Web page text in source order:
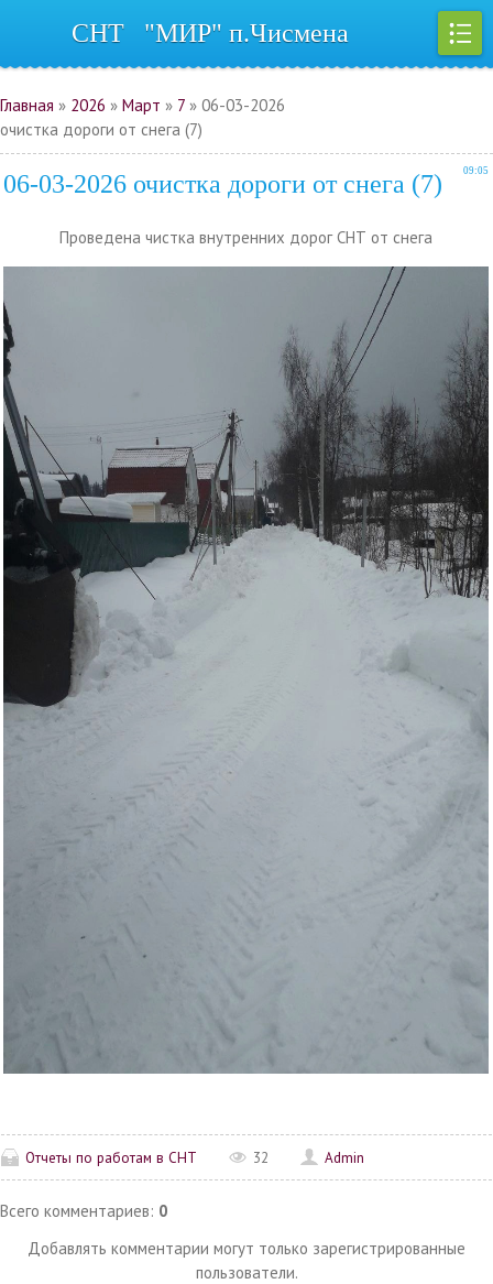
СНТ "МИР" п.Чисмена
Главная » 2026 » Март » 7 » 06-03-2026
очистка дороги от снега (7)
09:05
06-03-2026 очистка дороги от снега (7)
Проведена чистка внутренних дорог СНТ от снега
Отчеты по работам в СНТ 32 Admin
Всего комментариев: 0
Добавлять комментарии могут только зарегистрированные
пользователи.